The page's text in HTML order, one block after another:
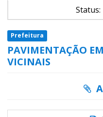
Status:
Prefeitura
PAVIMENTAÇÃO
VICINAIS